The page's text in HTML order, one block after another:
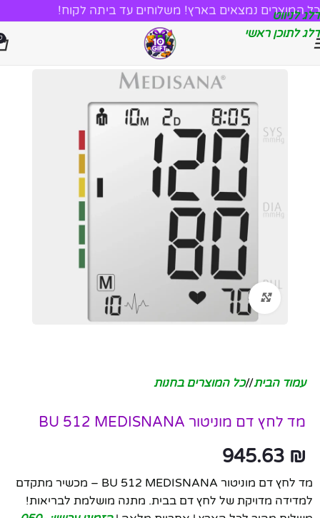
דלג לניווט
דלג לתוכן ראשי
כל המוצרים נמצאים בארץ! משלוחים עד ביתה לקוח!
לחץ להגדלה
עמוד הבית/ כל המוצרים בחנות
מד לחץ דם מוניטור BU 512 MEDISNANA
945.63 ₪
מד לחץ דם מוניטור BU 512 MEDISNANA – מכשיר מתקדם
למדידה מדויקת של לחץ דם בבית. מתנה מושלמת לבריאות!